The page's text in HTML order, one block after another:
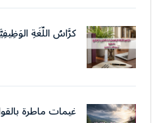
كرَّاسُ اللُّغَةِ
غيمات ماطرة